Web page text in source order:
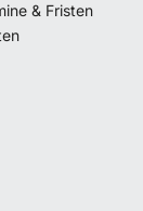
& Fristen